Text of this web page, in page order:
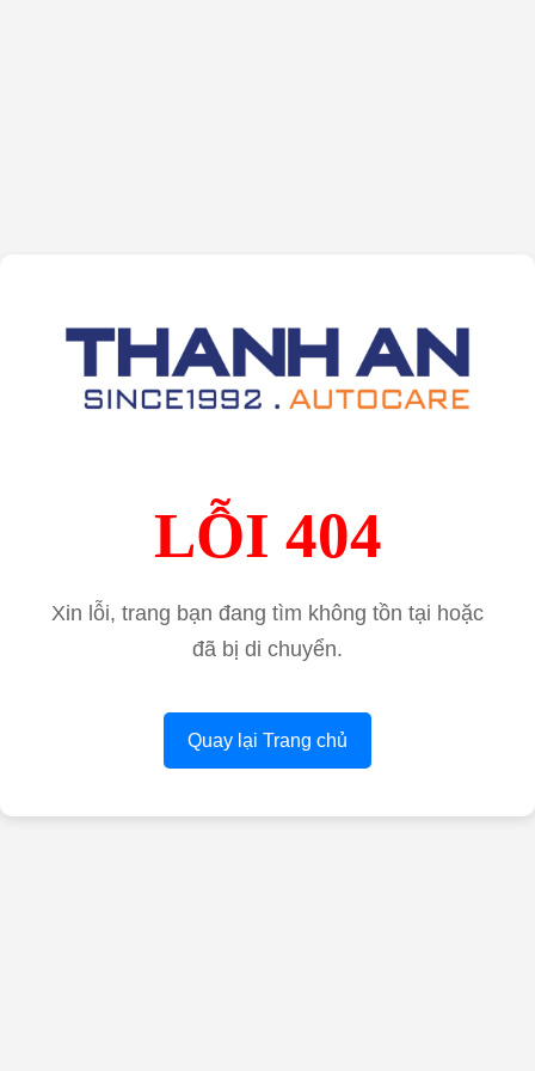
LỖI 404
Xin lỗi, trang bạn đang tìm không tồn tại hoặc
đã bị di chuyển.
Quay lại Trang chủ